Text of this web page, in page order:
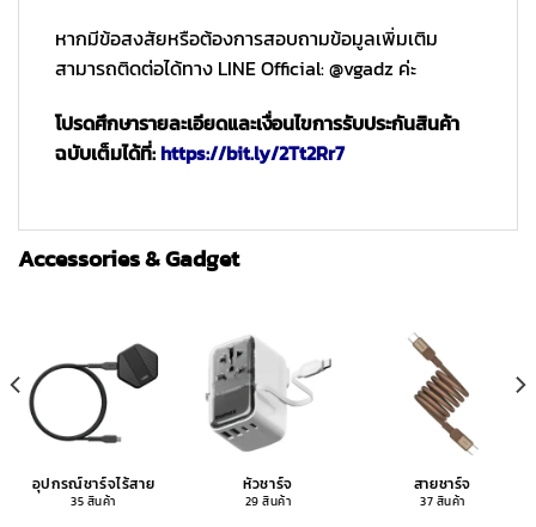
หากมีข้อสงสัยหรือต้องการสอบถามข้อมูลเพิ่มเติม
สามารถติดต่อได้ทาง LINE Official: @vgadz ค่ะ
โปรดศึกษารายละเอียดและเงื่อนไขการรับประกันสินค้า
ฉบับเต็มได้ที่:https://bit.ly/2Tt2Rr7
Accessories & Gadget
อุปกรณ์ชาร์จไร้สาย
35 สินค้า
หัวชาร์จ
29 สินค้า
สายชาร์จ
37 สินค้า